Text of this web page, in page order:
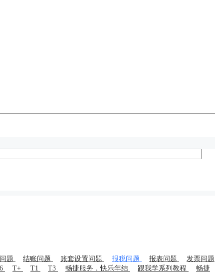
题 结账问题 账套设置问题 报税问题 报表问题
发票问题
T+ T1 T3 畅捷服务，快乐年结 跟我学系列教程
畅捷